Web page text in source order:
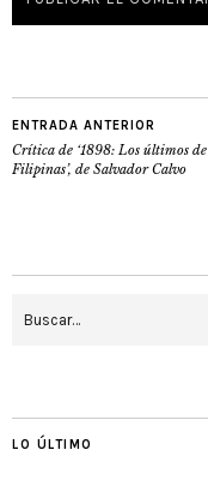
ENTRADA ANTERIOR
Crítica de ‘1898: Los últimos de
Filipinas’, de Salvador Calvo
LO ÚLTIMO